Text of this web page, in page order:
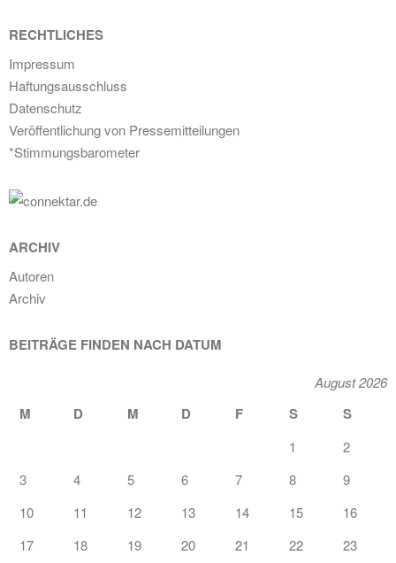
RECHTLICHES
Impressum
Haftungsausschluss
Datenschutz
Veröffentlichung von Pressemitteilungen
*Stimmungsbarometer
ARCHIV
Autoren
Archiv
BEITRÄGE FINDEN NACH DATUM
August 2026
M D M D F S S
1
2
3
4 5 6 7 8
9
10
11 12 13 14 15
16
17
18 19 20 21 22 23